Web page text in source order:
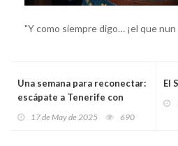
"Y como siempre digo… ¡el que
Una semana para reconectar:
escápate a Tenerife con
17 de May de 2025 690
El